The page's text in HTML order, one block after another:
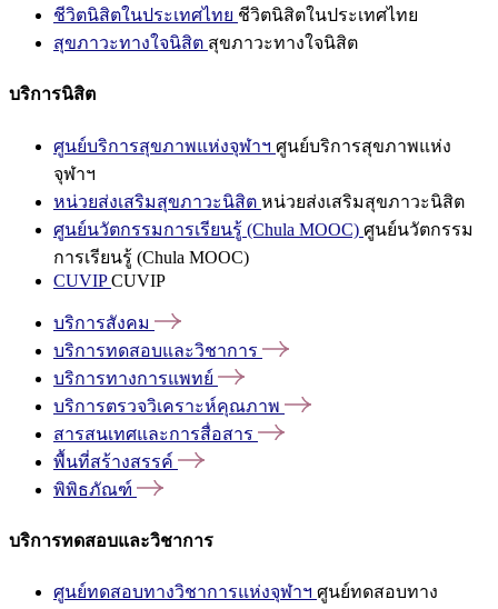
ชีวิตนิสิตในประเทศไทย ชีวิตนิสิตในประเทศไทย
สุขภาวะทางใจนิสิต สุขภาวะทางใจนิสิต
บริการนิสิต
ศูนย์บริการสุขภาพแห่งจุฬาฯ ศูนย์บริการสุขภาพแห่ง
จุฬาฯ
หน่วยส่งเสริมสุขภาวะนิสิต หน่วยส่งเสริมสุขภาวะนิสิต
ศูนย์นวัตกรรมการเรียนรู้ (Chula MOOC) ศูนย์นวัตกรรม
การเรียนรู้ (Chula MOOC)
CUVIPCUVIP
บริการสังคม
บริการทดสอบและวิชาการ
บริการทางการแพทย์
บริการตรวจวิเคราะห์คุณภาพ
สารสนเทศและการสื่อสาร
พื้นที่สร้างสรรค์
พิพิธภัณฑ์
บริการทดสอบและวิชาการ
ศูนย์ทดสอบทางวิชาการแห่งจุฬาฯ ศูนย์ทดสอบทาง